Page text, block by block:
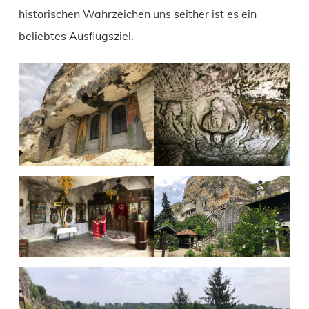
historischen Wahrzeichen uns seither ist es ein
beliebtes Ausflugsziel.